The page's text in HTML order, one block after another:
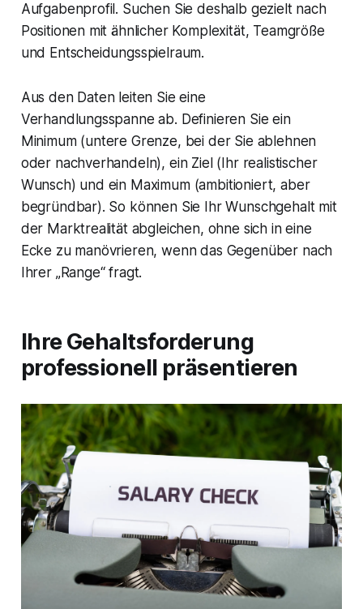
Aufgabenprofil. Suchen Sie deshalb gezielt nach
Positionen mit ähnlicher Komplexität, Teamgröße
und Entscheidungsspielraum.
Aus den Daten leiten Sie eine
Verhandlungsspanne ab. Definieren Sie ein
Minimum (untere Grenze, bei der Sie ablehnen
oder nachverhandeln), ein Ziel (Ihr realistischer
Wunsch) und ein Maximum (ambitioniert, aber
begründbar). So können Sie Ihr Wunschgehalt mit
der Marktrealität abgleichen, ohne sich in eine
Ecke zu manövrieren, wenn das Gegenüber nach
Ihrer „Range“ fragt.
Ihre Gehaltsforderung
professionell präsentieren